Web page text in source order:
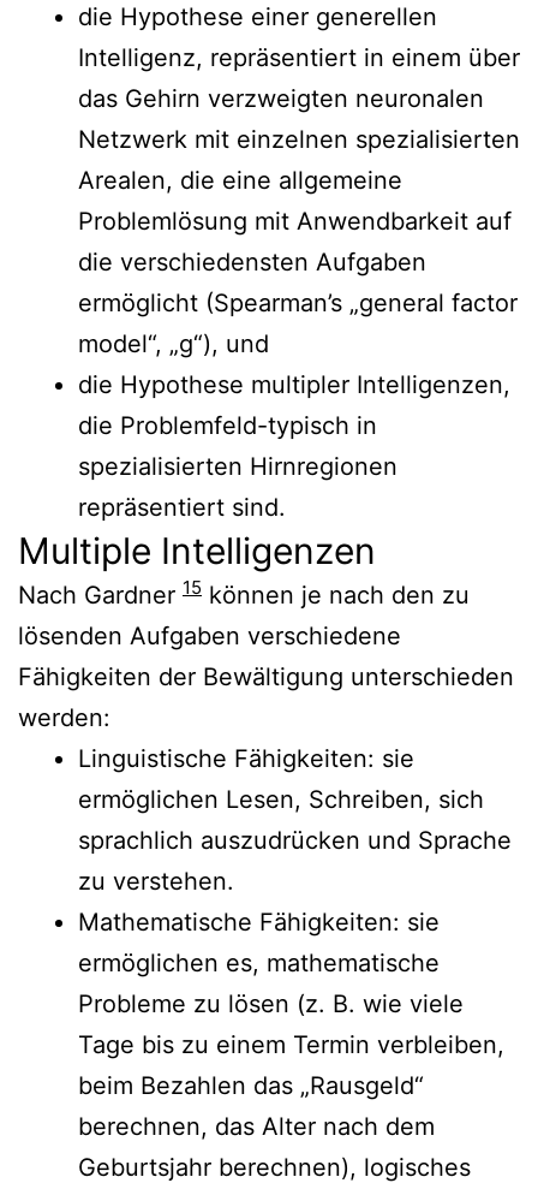
die Hypothese einer generellen
Intelligenz, repräsentiert in einem über
das Gehirn verzweigten neuronalen
Netzwerk mit einzelnen spezialisierten
Arealen, die eine allgemeine
Problemlösung mit Anwendbarkeit auf
die verschiedensten Aufgaben
ermöglicht (Spearman’s „general factor
model“, „g“), und
die Hypothese multipler Intelligenzen,
die Problemfeld-typisch in
spezialisierten Hirnregionen
repräsentiert sind.
Multiple Intelligenzen
Nach Gardner 15 können je nach den zu
lösenden Aufgaben verschiedene
Fähigkeiten der Bewältigung unterschieden
werden:
Linguistische Fähigkeiten: sie
ermöglichen Lesen, Schreiben, sich
sprachlich auszudrücken und Sprache
zu verstehen.
Mathematische Fähigkeiten: sie
ermöglichen es, mathematische
Probleme zu lösen (z. B. wie viele
Tage bis zu einem Termin verbleiben,
beim Bezahlen das „Rausgeld“
berechnen, das Alter nach dem
Geburtsjahr berechnen), logisches